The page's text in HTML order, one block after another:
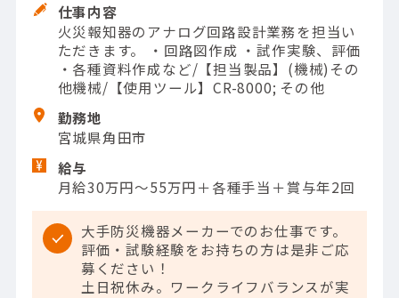
仕事内容
火災報知器のアナログ回路設計業務を担当い
ただきます。 ・回路図作成 ・試作実験、評価
・各種資料作成など/【担当製品】(機械)その
他機械/【使用ツール】CR-8000; その他
勤務地
宮城県角田市
給与
月給30万円～55万円＋各種手当＋賞与年2回
大手防災機器メーカーでのお仕事です。
評価・試験経験をお持ちの方は是非ご応
募ください！
土日祝休み。ワークライフバランスが実